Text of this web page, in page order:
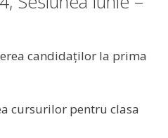
candidaților la prima
cursurilor pentru clasa